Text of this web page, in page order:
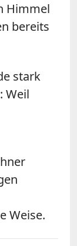
Himmel
bereits
stark
Weil
Weise.